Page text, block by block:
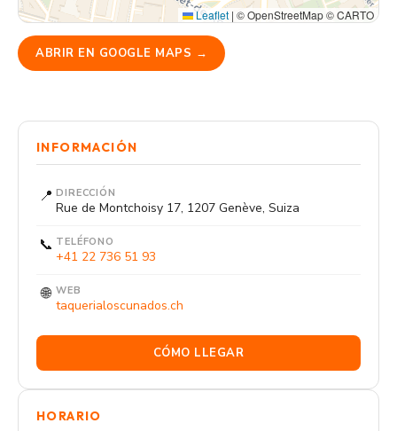
Leaflet | © OpenStreetMap © CARTO
ABRIR EN GOOGLE MAPS →
INFORMACIÓN
📍 DIRECCIÓN
Rue de Montchoisy 17, 1207 Genève, Suiza
📞 TELÉFONO
+41 22 736 51 93
🌐 WEB
taquerialoscunados.ch
CÓMO LLEGAR
HORARIO